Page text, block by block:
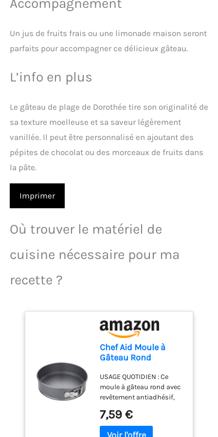
Accompagnement
Un jus de fruits frais ou une limonade maison seront
parfaits pour accompagner ce délicieux gâteau.
L’info en plus
Le gâteau de plage de Dorothée tire son originalité de
sa texture moelleuse et sa saveur légèrement
vanillée. Il peut être personnalisé en ajoutant des
pépites de chocolat ou des morceaux de fruits dans
la pâte.
Imprimer
Où trouver le matériel de
cuisine nécessaire pour ma
recette ?
Chef Aid Moule à
Gâteau Rond
Antiadhésif avec
Base Démontable
pour Démoulage
Facile, Adapté au
Réfrigérateur et
Congélateur, Gris,
USAGE QUOTIDIEN : Ce
moule à gâteau rond avec
revêtement antiadhésif,
pour la préparation de
génoises, gâteaux maison
7,59 €